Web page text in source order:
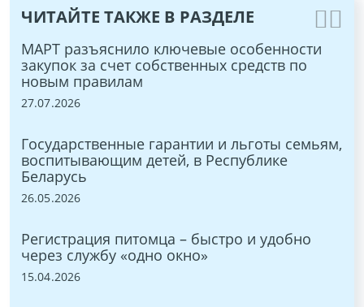
ЧИТАЙТЕ ТАКЖЕ В РАЗДЕЛЕ
МАРТ разъяснило ключевые особенности
закупок за счет собственных средств по
новым правилам
27.07.2026
Государственные гарантии и льготы семьям,
воспитывающим детей, в Республике
Беларусь
26.05.2026
Регистрация питомца – быстро и удобно
через службу «одно окно»
15.04.2026